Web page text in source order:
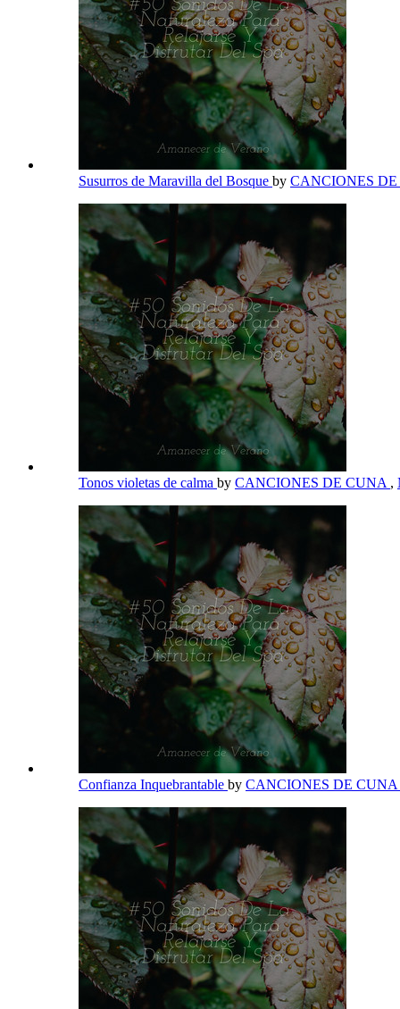
Susurros de Maravilla del Bosque by CANCIONES
Tonos violetas de calma by CANCIONES DE CUNA ,
Confianza Inquebrantable by CANCIONES DE CUNA